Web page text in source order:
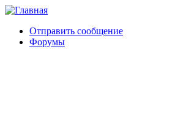
Отправить сообщение
Форумы